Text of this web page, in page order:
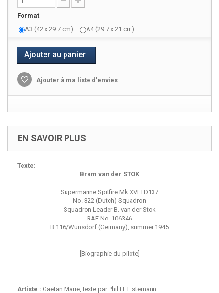
Format
A3 (42 x 29.7 cm)
A4 (29.7 x 21 cm)
Ajouter au panier
Ajouter à ma liste d'envies
EN SAVOIR PLUS
Texte:
Bram van der STOK
Supermarine Spitfire Mk XVI TD137
No. 322 (Dutch) Squadron
Squadron Leader B. van der Stok
RAF No. 106346
B.116/Wünsdorf (Germany), summer 1945
[Biographie du pilote]
Artiste : Gaëtan Marie, texte par Phil H. Listemann